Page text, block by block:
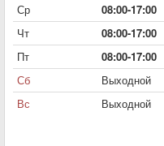
Ср
08:00-17:00
Чт
08:00-17:00
Пт
08:00-17:00
Сб
Выходной
Вс
Выходной